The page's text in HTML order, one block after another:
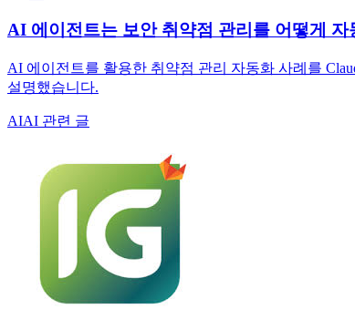
AI 에이전트는 보안 취약점 관리를 어떻게 자
AI 에이전트를 활용한 취약점 관리 자동화 사례를
설명했습니다.
AIAI 관련 글